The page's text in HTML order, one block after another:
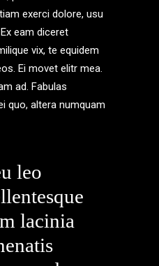
exerci dolore, usu
eam diceret
vix, te equidem
Ei movet elitr mea.
ad. Fabulas
quo, altera numquam
leo
lacinia